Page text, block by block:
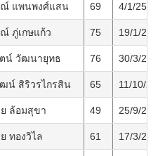
ณ์ แพนพงศ์แสน 69 4/1/2561
ภู่เกษแก้ว 75 19/1/
น์ วัฒนายุทธ 76 30/3/
น์ สิริวรไกรสิน 65 11/10/
ล้อมสุขา 49 25/9/
ทองวิไล 61 17/3/